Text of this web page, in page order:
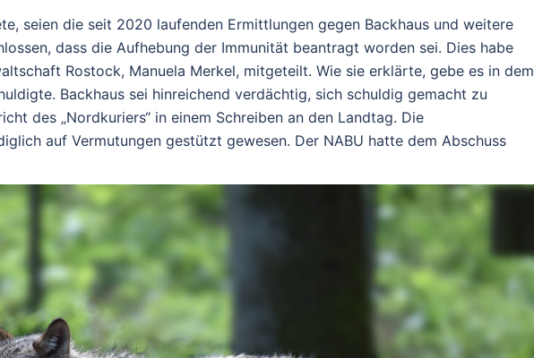
seien die seit 2020 laufenden Ermittlungen gegen Backhaus und weitere
dass die Aufhebung der Immunität beantragt worden sei. Dies habe
Rostock, Manuela Merkel, mitgeteilt. Wie sie erklärte, gebe es in dem
Backhaus sei hinreichend verdächtig, sich schuldig gemacht zu
des „Nordkuriers“ in einem Schreiben an den Landtag. Die
auf Vermutungen gestützt gewesen. Der NABU hatte dem Abschuss